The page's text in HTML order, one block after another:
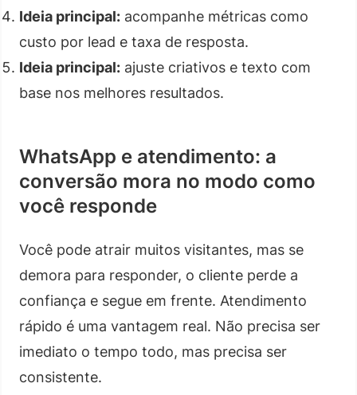
Ideia principal: acompanhe métricas como
custo por lead e taxa de resposta.
Ideia principal: ajuste criativos e texto com
base nos melhores resultados.
WhatsApp e atendimento: a
conversão mora no modo como
você responde
Você pode atrair muitos visitantes, mas se
demora para responder, o cliente perde a
confiança e segue em frente. Atendimento
rápido é uma vantagem real. Não precisa ser
imediato o tempo todo, mas precisa ser
consistente.